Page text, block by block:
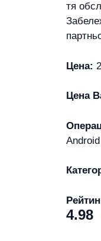
тя
Цена:
Цена
4.98